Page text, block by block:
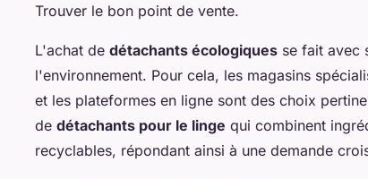
Trouver le bon point de vente.
L'achat de détachants écologiques se fait avec
l'environnement. Pour cela, les magasins
et les plateformes en ligne sont des choix
de détachants pour le linge qui combinent
recyclables, répondant ainsi à une demande